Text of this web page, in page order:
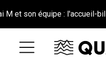
et son équipe : l'accueil-